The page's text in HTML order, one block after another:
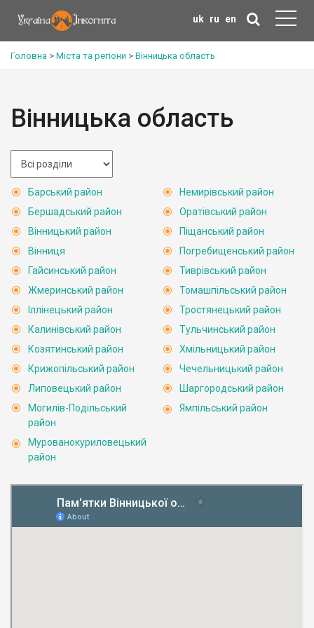
uk ru en
Головна > Міста та регіони > Вінницька область
Вінницька область
Барський район
Бершадський район
Вінницький район
Вінниця
Гайсинський район
Жмеринський район
Іллінецький район
Калинівський район
Козятинський район
Крижопільський район
Липовецький район
Могилів-Подільський
район
Мурованокуриловецький
район
Немирівський район
Оратівський район
Піщанський район
Погребищенський район
Тиврівський район
Томашпільський район
Тростянецький район
Тульчинський район
Хмільницький район
Чечельницький район
Шаргородський район
Ямпільський район